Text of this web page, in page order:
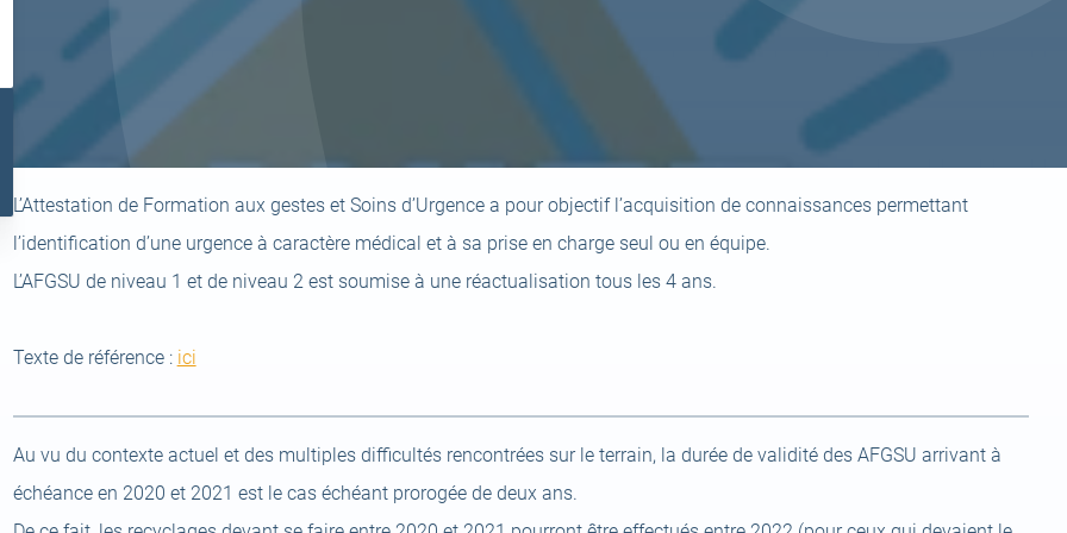
L’Attestation de Formation aux gestes et Soins d’Urgence a pour objectif l’acquisition de connaissances permettant
l’identification d’une urgence à caractère médical et à sa prise en charge seul ou en équipe.
L’AFGSU de niveau 1 et de niveau 2 est soumise à une réactualisation tous les 4 ans.
Texte de référence : ici(open
Au vu du contexte actuel et des multiples difficultés rencontrées sur le terrain, la durée de validité des AFGSU arrivant à
échéance en 2020 et 2021 est le cas échéant prorogée de deux ans.